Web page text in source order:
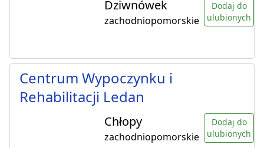
Dziwnówek
zachodniopomorskie
Dodaj do
ulubionych
Centrum Wypoczynku i
Rehabilitacji Ledan
Chłopy
zachodniopomorskie
Dodaj do
ulubionych